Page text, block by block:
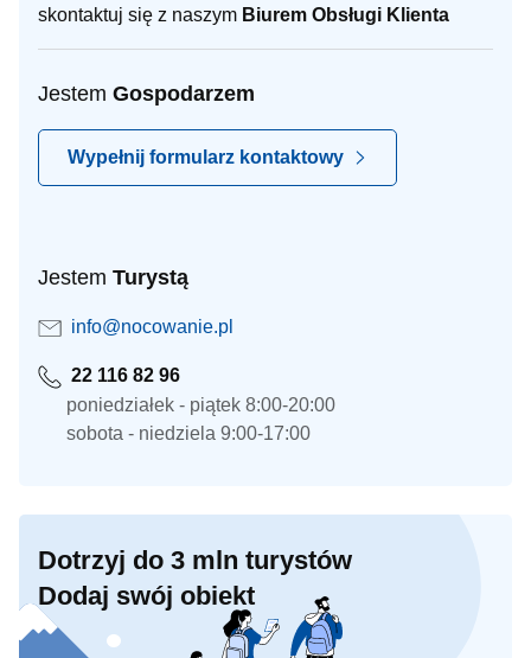
skontaktuj się z naszym Biurem Obsługi Klienta
Jestem Gospodarzem
Wypełnij formularz kontaktowy
Jestem Turystą
info@nocowanie.pl
22 116 82 96
poniedziałek - piątek 8:00-20:00
sobota - niedziela 9:00-17:00
Dotrzyj do 3 mln turystów
Dodaj swój obiekt